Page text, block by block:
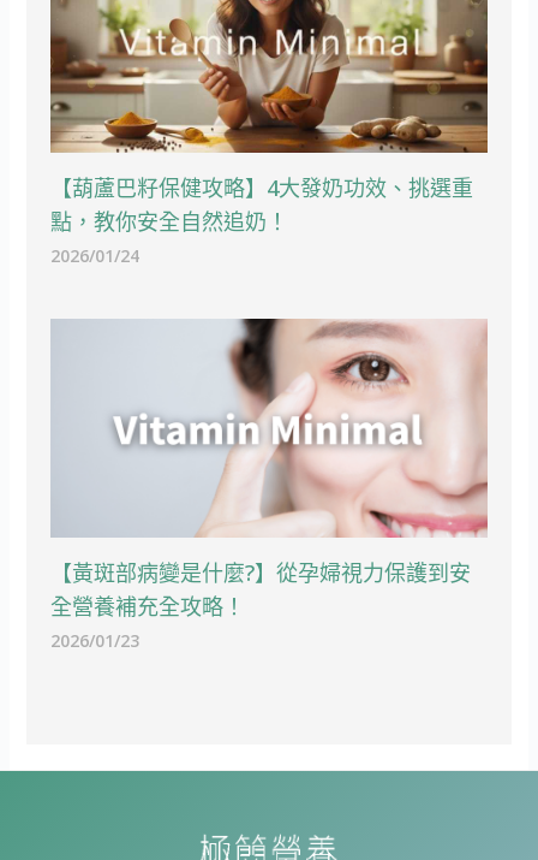
【葫蘆巴籽保健攻略】4大發奶功效、挑選重
點，教你安全自然追奶！
2026/01/24
【黃斑部病變是什麼?】從孕婦視力保護到安
全營養補充全攻略！
2026/01/23